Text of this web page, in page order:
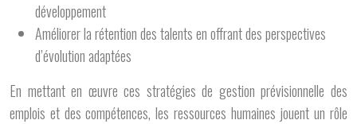
développement
Améliorer la rétention des talents en offrant des perspectives
d’évolution adaptées
En mettant en œuvre ces stratégies de gestion prévisionnelle des
emplois et des compétences, les ressources humaines jouent un rôle